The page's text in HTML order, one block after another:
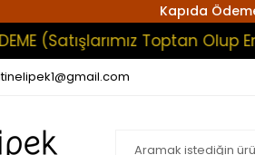
Kapıda
Toptan Olup En Az